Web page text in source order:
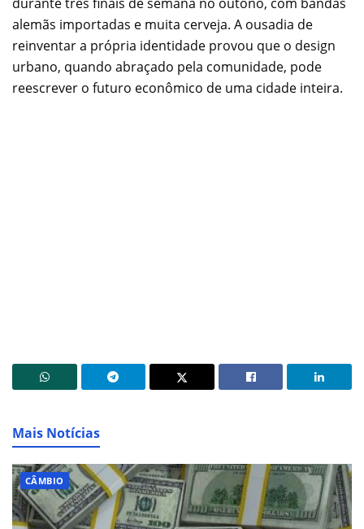
alemãs importadas e muita cerveja. A ousadia de
reinventar a própria identidade provou que o design
urbano, quando abraçado pela comunidade, pode
reescrever o futuro econômico de uma cidade inteira.
Mais Notícias
CÂMBIO